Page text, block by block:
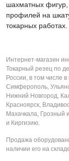
шахматных фигур,
профилей на
токарных работах.
Интернет-магазин
Токарный резец по
России, в том числе
Симферополь,
Нижний Новгород,
Красноярск,
Махачкала, Грозный
и Киргизию.
Продажа
наличии его на